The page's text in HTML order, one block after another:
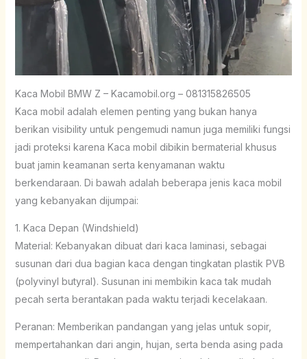
Kaca Mobil BMW Z – Kacamobil.org – 081315826505
Kaca mobil adalah elemen penting yang bukan hanya
berikan visibility untuk pengemudi namun juga memiliki fungsi
jadi proteksi karena Kaca mobil dibikin bermaterial khusus
buat jamin keamanan serta kenyamanan waktu
berkendaraan. Di bawah adalah beberapa jenis kaca mobil
yang kebanyakan dijumpai:
1. Kaca Depan (Windshield)
Material: Kebanyakan dibuat dari kaca laminasi, sebagai
susunan dari dua bagian kaca dengan tingkatan plastik PVB
(polyvinyl butyral). Susunan ini membikin kaca tak mudah
pecah serta berantakan pada waktu terjadi kecelakaan.
Peranan: Memberikan pandangan yang jelas untuk sopir,
mempertahankan dari angin, hujan, serta benda asing pada